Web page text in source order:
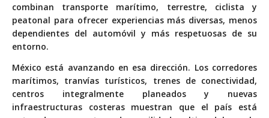
combinan transporte marítimo, terrestre, ciclista y
peatonal para ofrecer experiencias más diversas, menos
dependientes del automóvil y más respetuosas de su
entorno.
México está avanzando en esa dirección. Los corredores
marítimos, tranvías turísticos, trenes de conectividad,
centros integralmente planeados y nuevas
infraestructuras costeras muestran que el país está